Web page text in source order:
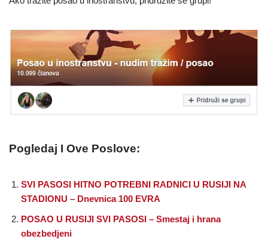
Pogledaj I Ove Poslove:
SVI PASOSI HITNO POTREBNI RADNICI U RUSIJI NA
STADIONU – Dnevnica 100 EVRA
POSAO U RUSIJI SVI PASOSI – Smestaj i hrana
obezbedjeni